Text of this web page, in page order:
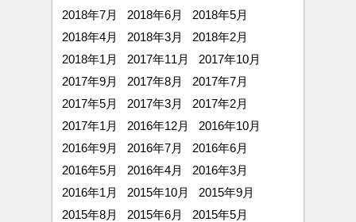
2018年7月
2018年6月
2018年5月
2018年4月
2018年3月
2018年2月
2018年1月
2017年11月
2017年10月
2017年9月
2017年8月
2017年7月
2017年5月
2017年3月
2017年2月
2017年1月
2016年12月
2016年10月
2016年9月
2016年7月
2016年6月
2016年5月
2016年4月
2016年3月
2016年1月
2015年10月
2015年9月
2015年8月
2015年6月
2015年5月